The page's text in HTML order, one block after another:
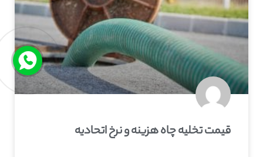
قیمت تخلیه چاه هزینه و نرخ اتحادیه